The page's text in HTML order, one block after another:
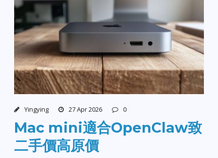
Yingying 27 Apr 2026 0
Mac mini適合OpenClaw致
二手價高原價